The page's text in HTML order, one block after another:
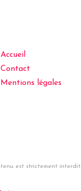
Accueil
Contact
Mentions légales
est strictement